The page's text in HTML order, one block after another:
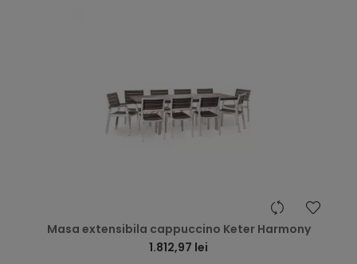
Masa extensibila cappuccino Keter Harmony
1.812,97 lei